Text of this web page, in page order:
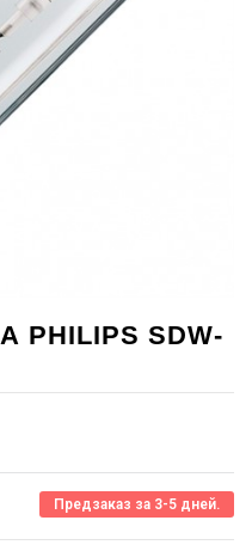
SDW-
Предзаказ за 3-5 дней.